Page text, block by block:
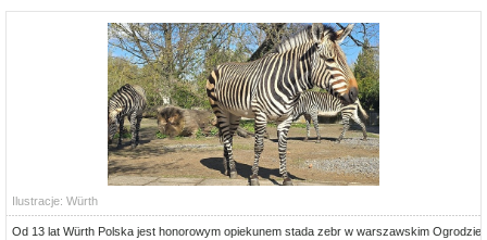
Ilustracje: Würth
Od 13 lat Würth Polska jest honorowym opiekunem stada zebr w warszawskim Ogrodzie